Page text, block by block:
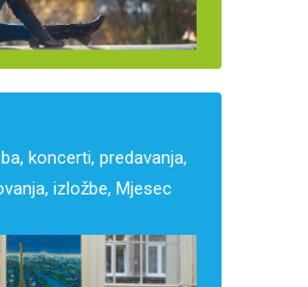
koncerti, predavanja,
izložbe, Mjesec